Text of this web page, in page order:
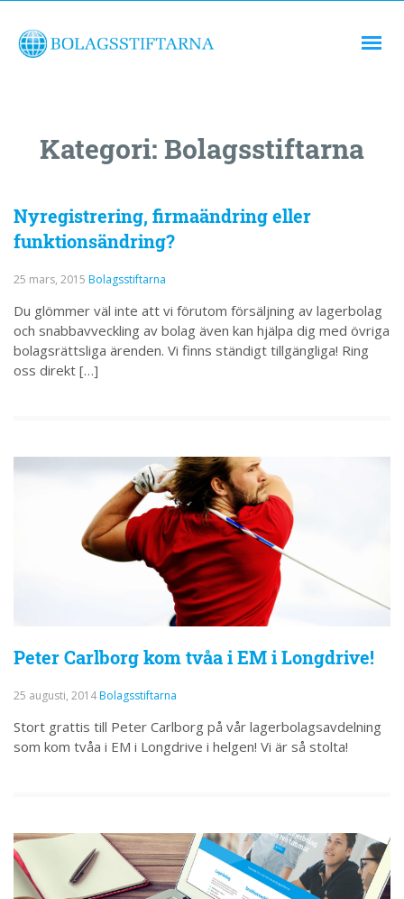
Kategori: Bolagsstiftarna
Nyregistrering, firmaändring eller
funktionsändring?
25 mars, 2015 Bolagsstiftarna
Du glömmer väl inte att vi förutom försäljning av lagerbolag
och snabbavveckling av bolag även kan hjälpa dig med övriga
bolagsrättsliga ärenden. Vi finns ständigt tillgängliga! Ring
oss direkt […]
Peter Carlborg kom tvåa i EM i Longdrive!
25 augusti, 2014Bolagsstiftarna
Stort grattis till Peter Carlborg på vår lagerbolagsavdelning
som kom tvåa i EM i Longdrive i helgen! Vi är så stolta!